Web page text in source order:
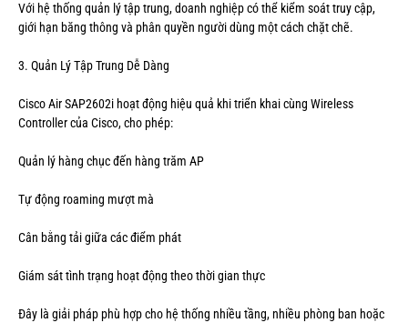
Với hệ thống quản lý tập trung, doanh nghiệp có thể kiểm soát truy cập,
giới hạn băng thông và phân quyền người dùng một cách chặt chẽ.
3. Quản Lý Tập Trung Dễ Dàng
Cisco Air SAP2602i hoạt động hiệu quả khi triển khai cùng Wireless
Controller của Cisco, cho phép:
Quản lý hàng chục đến hàng trăm AP
Tự động roaming mượt mà
Cân bằng tải giữa các điểm phát
Giám sát tình trạng hoạt động theo thời gian thực
Đây là giải pháp phù hợp cho hệ thống nhiều tầng, nhiều phòng ban hoặc